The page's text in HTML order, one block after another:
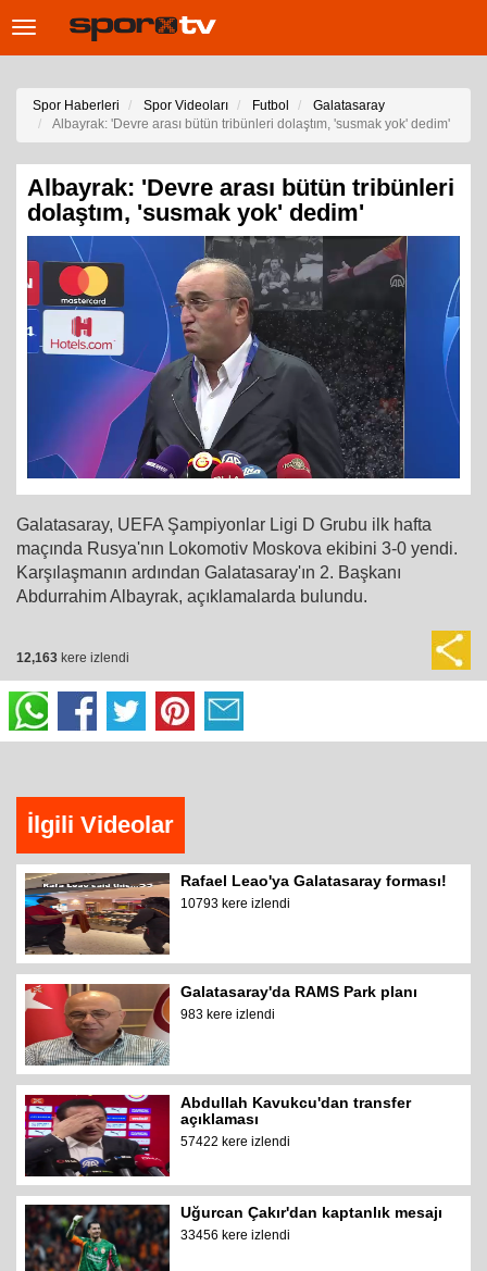
Toggle
Spor Haberleri Spor Videoları Futbol
Galatasaray
Albayrak: 'Devre arası bütün tribünleri dolaştım, 'susmak yok' dedim'
Albayrak: 'Devre arası bütün tribünleri
dolaştım, 'susmak yok' dedim'
Galatasaray, UEFA Şampiyonlar Ligi D Grubu ilk hafta
maçında Rusya'nın Lokomotiv Moskova ekibini 3-0 yendi.
Karşılaşmanın ardından Galatasaray'ın 2. Başkanı
Abdurrahim Albayrak, açıklamalarda bulundu.
12,163 kere izlendi
İlgili Videolar
Rafael Leao'ya Galatasaray forması!
10793 kere izlendi
Galatasaray'da RAMS Park planı
983 kere izlendi
Abdullah Kavukcu'dan transfer
açıklaması
57422 kere izlendi
Uğurcan Çakır'dan kaptanlık mesajı
33456 kere izlendi